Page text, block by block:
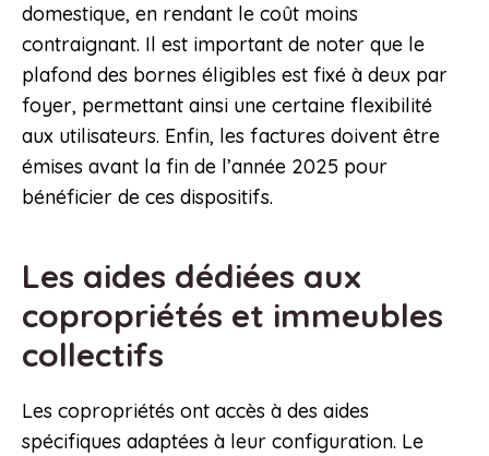
domestique, en rendant le coût moins
contraignant. Il est important de noter que le
plafond des bornes éligibles est fixé à deux par
foyer, permettant ainsi une certaine flexibilité
aux utilisateurs. Enfin, les factures doivent être
émises avant la fin de l’année 2025 pour
bénéficier de ces dispositifs.
Les aides dédiées aux
copropriétés et immeubles
collectifs
Les copropriétés ont accès à des aides
spécifiques adaptées à leur configuration. Le